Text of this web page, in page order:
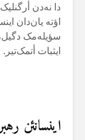
دا نەدن
اؤتە یان‌دان
سؤیلەمک دگیل،
ایثبات أتمک‌تیر.
اینسانئن